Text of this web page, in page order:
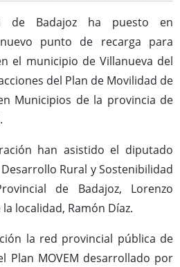
Badajoz ha puesto en
punto de recarga para
el municipio de Villanueva del
del Plan de Movilidad de
Municipios de la provincia de
han asistido el diputado
Rural y Sostenibilidad
de Badajoz, Lorenzo
localidad, Ramón Díaz.
la red provincial pública de
Plan MOVEM desarrollado por